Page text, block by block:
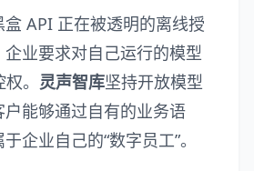
API 正在被透明的离线授
业要求对自己运行的模型
。 灵声智库坚持开放模型
能够通过自有的业务语
企业自己的“数字员工”。